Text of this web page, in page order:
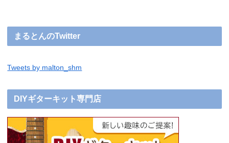
まるとんのTwitter
Tweets by malton_shm
DIYギターキット専門店